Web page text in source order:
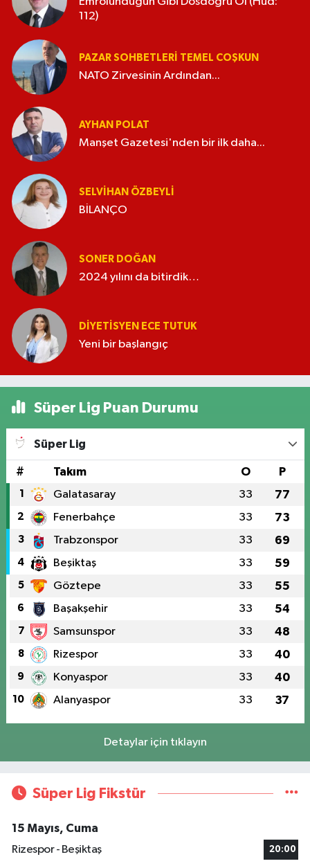
112)
PAZAR SOHBETLERI TEMEL COŞKUN
NATO Zirvesinin Ardından...
AYHAN POLAT
Manşet Gazetesi'nden bir ilk daha...
SELVIHAN ÖZBEYLI
BİLANÇO
SONER DOĞAN
2024 yılını da bitirdik…
DIYETISYEN ECE TUTUK
Yeni bir başlangıç
Süper Lig Puan Durumu
Süper Lig
# Takım O P
1 Galatasaray 33 77
2 Fenerbahçe 33 73
3 Trabzonspor 33 69
4 Beşiktaş 33 59
5 Göztepe 33 55
6 Başakşehir 33 54
7 Samsunspor 33 48
8 Rizespor 33 40
9 Konyaspor 33 40
10 Alanyaspor 33 37
Detaylar için tıklayın
Süper Lig Fikstür
15 Mayıs, Cuma
Rizespor - Beşiktaş
20:00